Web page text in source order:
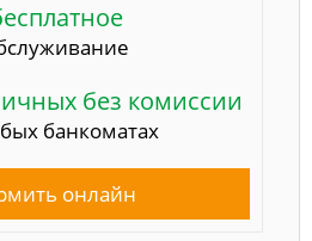
без комиссии
банкоматах
онлайн